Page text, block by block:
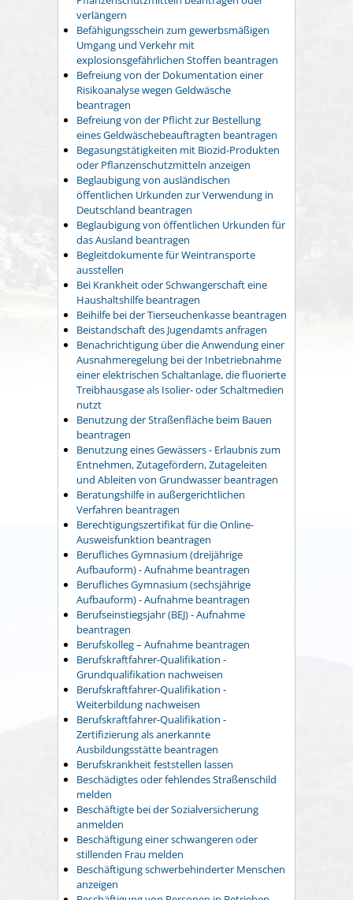
verlängern
Befähigungsschein zum gewerbsmäßigen
Umgang und Verkehr mit
explosionsgefährlichen Stoffen beantragen
Befreiung von der Dokumentation einer
Risikoanalyse wegen Geldwäsche
beantragen
Befreiung von der Pflicht zur Bestellung
eines Geldwäschebeauftragten beantragen
Begasungstätigkeiten mit Biozid-Produkten
oder Pflanzenschutzmitteln anzeigen
Beglaubigung von ausländischen
öffentlichen Urkunden zur Verwendung in
Deutschland beantragen
Beglaubigung von öffentlichen Urkunden für
das Ausland beantragen
Begleitdokumente für Weintransporte
ausstellen
Bei Krankheit oder Schwangerschaft eine
Haushaltshilfe beantragen
Beihilfe bei der Tierseuchenkasse beantragen
Beistandschaft des Jugendamts anfragen
Benachrichtigung über die Anwendung einer
Ausnahmeregelung bei der Inbetriebnahme
einer elektrischen Schaltanlage, die fluorierte
Treibhausgase als Isolier- oder Schaltmedien
nutzt
Benutzung der Straßenfläche beim Bauen
beantragen
Benutzung eines Gewässers - Erlaubnis zum
Entnehmen, Zutagefördern, Zutageleiten
und Ableiten von Grundwasser beantragen
Beratungshilfe in außergerichtlichen
Verfahren beantragen
Berechtigungszertifikat für die Online-
Ausweisfunktion beantragen
Berufliches Gymnasium (dreijährige
Aufbauform) - Aufnahme beantragen
Berufliches Gymnasium (sechsjährige
Aufbauform) - Aufnahme beantragen
Berufseinstiegsjahr (BEJ) - Aufnahme
beantragen
Berufskolleg – Aufnahme beantragen
Berufskraftfahrer-Qualifikation -
Grundqualifikation nachweisen
Berufskraftfahrer-Qualifikation -
Weiterbildung nachweisen
Berufskraftfahrer-Qualifikation -
Zertifizierung als anerkannte
Ausbildungsstätte beantragen
Berufskrankheit feststellen lassen
Beschädigtes oder fehlendes Straßenschild
melden
Beschäftigte bei der Sozialversicherung
anmelden
Beschäftigung einer schwangeren oder
stillenden Frau melden
Beschäftigung schwerbehinderter Menschen
anzeigen